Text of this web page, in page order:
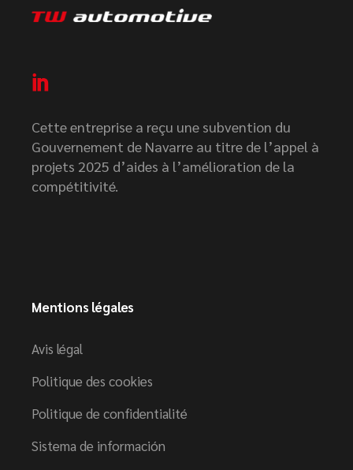
Cette entreprise a reçu une subvention du
Gouvernement de Navarre au titre de l’appel à
projets 2025 d’aides à l’amélioration de la
compétitivité.
Mentions légales
Avis légal
Politique des cookies
Politique de confidentialité
Sistema de información